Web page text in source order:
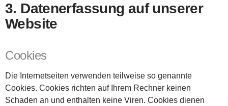
3. Datenerfassung auf unserer
Website
Cookies
Die Internetseiten verwenden teilweise so genannte
Cookies. Cookies richten auf Ihrem Rechner keinen
Schaden an und enthalten keine Viren. Cookies dienen